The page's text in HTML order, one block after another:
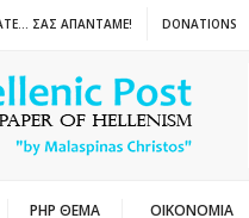
ΣΑΣ ΑΠΑΝΤΑΜΕ! DONATIONS
PHP ΘΕΜΑ ΟΙΚΟΝΟΜΙΑ